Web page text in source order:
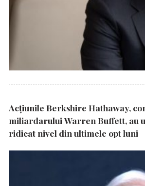
Acțiunile Berkshire Hathaway,
miliardarului Warren Buffett, au
ridicat nivel din ultimele opt luni